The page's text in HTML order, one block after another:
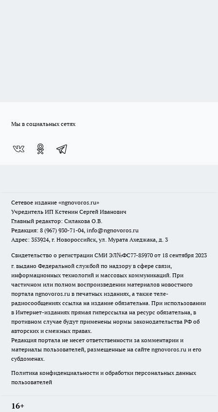
Мы в социальных сетях
Сетевое издание «ngnovoros.ru»
Учредитель ИП Кстенин Сергей Иванович
Главный редактор: Силакова О.В.
Редакция: 8 (967) 930-71-04, info@ngnovoros.ru
Адрес: 353924, г. Новороссийск, ул. Мурата Ахеджака, д. 3
Свидетельство о регистрации СМИ ЭЛ№ФС77-85970 от 18 сентября 2023
г. выдано Федеральной службой по надзору в сфере связи,
информационных технологий и массовых коммуникаций. При
частичном или полном воспроизведении материалов новостного
портала ngnovoros.ru в печатных изданиях, а также теле-
радиосообщениях ссылка на издание обязательна. При использовании
в Интернет-изданиях прямая гиперссылка на ресурс обязательна, в
противном случае будут применены нормы законодательства РФ об
авторских и смежных правах.
Редакция портала не несет ответственности за комментарии и
материалы пользователей, размещенные на сайте ngnovoros.ru и его
субдоменах.
Политика конфиденциальности и обработки персональных данных
пользователей
16+